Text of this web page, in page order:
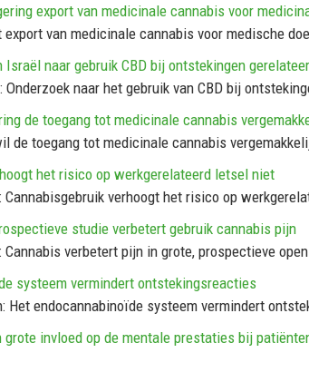
export van medicinale cannabis voor
van medicinale cannabis voor medische
naar gebruik CBD bij ontstekingen
naar het gebruik van CBD bij
de toegang tot medicinale cannabis
de toegang tot medicinale cannabis
het risico op werkgerelateerd letsel niet
verhoogt het risico op
studie verbetert gebruik cannabis pijn
verbetert pijn in grote, prospectieve
systeem vermindert ontstekingsreacties
Het endocannabinoïde systeem vermindert
grote invloed op de mentale prestaties bij